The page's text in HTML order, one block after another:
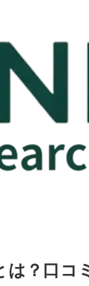
？口コ